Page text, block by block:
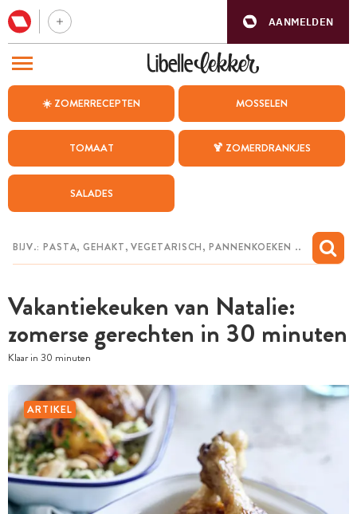
AANMELDEN
☀️ ZOMERRECEPTEN MOSSELEN
TOMAAT 🍹 ZOMERDRANKJES
SALADES
Vakantiekeuken van Natalie:
zomerse gerechten in 30 minuten
Klaar in 30 minuten
ARTIKEL
BEZOEK ONZE ANDERE WEBSITES
WEEKMENU
CHAT MET MAIA
MIJN BEWAARDE RECEPTEN